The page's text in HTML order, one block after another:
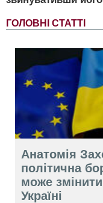
ГОЛОВНІ СТАТТІ
Анатомія
політична
може
Україні